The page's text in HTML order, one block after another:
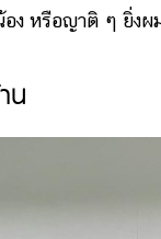
ง หรือญาติ ๆ ยิ่งผ
น